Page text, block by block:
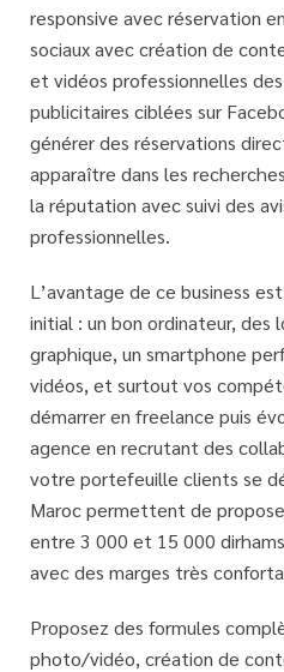
responsive avec réservation
sociaux avec création de
et vidéos professionnelles
publicitaires ciblées sur
générer des réservations
apparaître dans les
la réputation avec suivi des
professionnelles.
L’avantage de ce business
initial : un bon ordinateur, des
graphique, un smartphone
vidéos, et surtout vos
démarrer en freelance puis
agence en recrutant des
votre portefeuille clients se
Maroc permettent de
entre 3 000 et 15 000
avec des marges très
Proposez des formules
photo/vidéo, création de